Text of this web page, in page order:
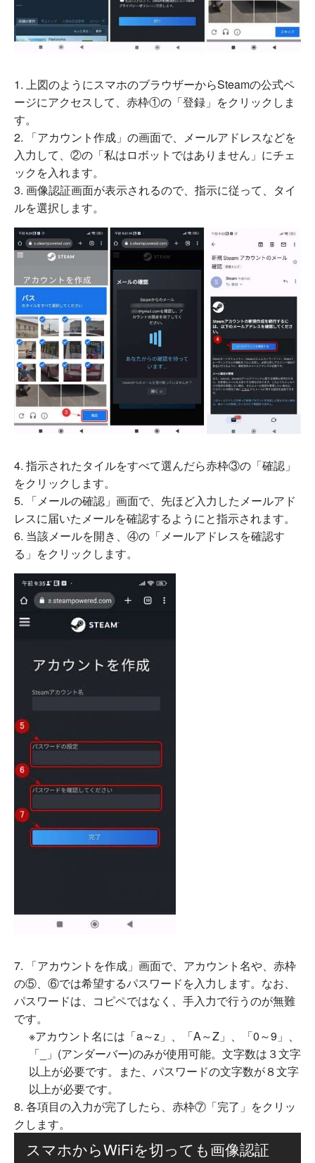
上図のようにスマホのブラウザーからSteamの公式ペ
ージにアクセスして、赤枠①の「登録」をクリックしま
す。
「アカウント作成」の画面で、メールアドレスなどを
入力して、②の「私はロボットではありません」にチェ
ックを入れます。
画像認証画面が表示されるので、指示に従って、タイ
ルを選択します。
指示されたタイルをすべて選んだら赤枠③の「確認」
をクリックします。
「メールの確認」画面で、先ほど入力したメールアド
レスに届いたメールを確認するようにと指示されます。
当該メールを開き、④の「メールアドレスを確認す
る」をクリックします。
「アカウントを作成」画面で、アカウント名や、赤枠
の⑤、⑥では希望するパスワードを入力します。なお、
パスワードは、コピペではなく、手入力で行うのが無難
です。
※アカウント名には「a～z」、「A～Z」、「0～9」、
「_」(アンダーバー)のみが使用可能。文字数は３文字
以上が必要です。また、パスワードの文字数が８文字
以上が必要です。
各項目の入力が完了したら、赤枠⑦「完了」をクリッ
クします。
スマホからWiFiを切っても画像認証